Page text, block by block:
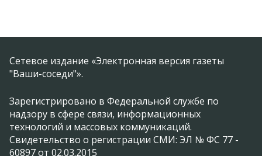
Сетевое издание «Электронная версия газеты
"Ваши-соседи"».
Зарегистрировано в Федеральной службе по
надзору в сфере связи, информационных
технологий и массовых коммуникаций.
Свидетельство о регистрации СМИ: ЭЛ № ФС 77 -
60897 от 02.03.2015